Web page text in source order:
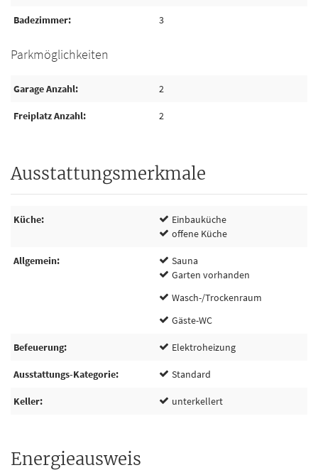
Badezimmer 3
Parkmöglichkeiten
Garage Anzahl 2
Freiplatz Anzahl 2
Ausstattungsmerkmale
Küche
Einbauküche
offene Küche
Allgemein
Sauna
Garten vorhanden
Wasch-/Trockenraum
Gäste-WC
Befeuerung Elektroheizung
Ausstattungs-Kategorie Standard
Keller unterkellert
Energieausweis